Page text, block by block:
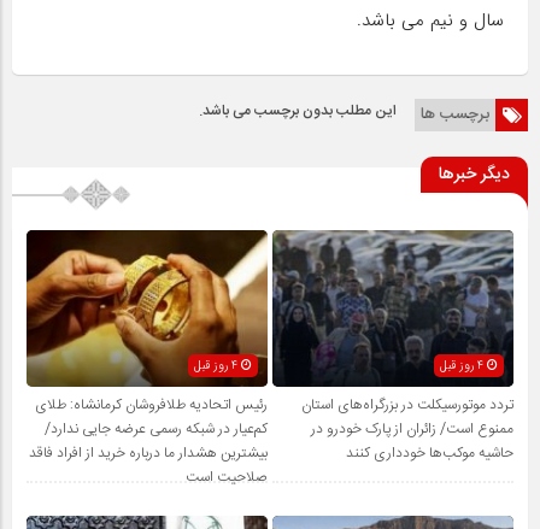
سال و نیم می باشد.
برچسب ها این مطلب بدون برچسب می باشد.
دیگر خبرها
4 روز قبل
تردد موتورسیکلت در بزرگراه‌های استان
ممنوع است/ زائران از پارک خودرو در
حاشیه موکب‌ها خودداری کنند
رئیس اتحادیه طلافروشان کرمانشاه: طلای
کم‌عیار در شبکه رسمی عرضه جایی ندارد/
بیشترین هشدار ما درباره خرید از افراد فاقد
صلاحیت است